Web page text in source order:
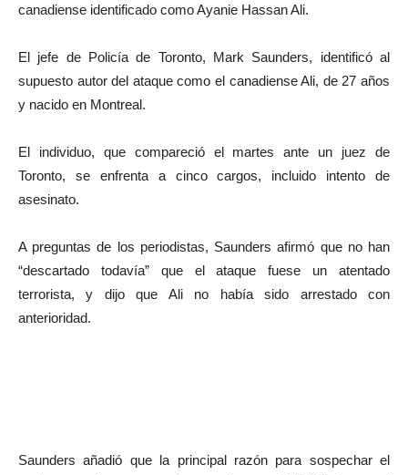
canadiense identificado como Ayanie Hassan Ali.
El jefe de Policía de Toronto, Mark Saunders, identificó al
supuesto autor del ataque como el canadiense Ali, de 27 años
y nacido en Montreal.
El individuo, que compareció el martes ante un juez de
Toronto, se enfrenta a cinco cargos, incluido intento de
asesinato.
A preguntas de los periodistas, Saunders afirmó que no han
“descartado todavía” que el ataque fuese un atentado
terrorista, y dijo que Ali no había sido arrestado con
anterioridad.
Saunders añadió que la principal razón para sospechar el